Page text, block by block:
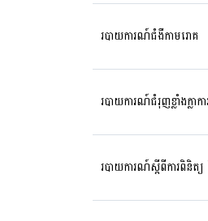
របាយការណ៍ជំងឺកាមរោគ
របាយការណ៍ជំរុញខ្លាំងក្លា
របាយការណ៍ស្តីពីការពិនិត្